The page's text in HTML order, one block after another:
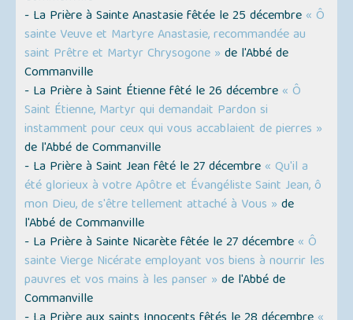
- La Prière à Sainte Anastasie fêtée le 25 décembre « Ô
sainte Veuve et Martyre Anastasie, recommandée au
saint Prêtre et Martyr Chrysogone » de l'Abbé de
Commanville
- La Prière à Saint Étienne fêté le 26 décembre « Ô
Saint Étienne, Martyr qui demandait Pardon si
instamment pour ceux qui vous accablaient de pierres »
de l'Abbé de Commanville
- La Prière à Saint Jean fêté le 27 décembre « Qu'il a
été glorieux à votre Apôtre et Évangéliste Saint Jean, ô
mon Dieu, de s'être tellement attaché à Vous » de
l'Abbé de Commanville
- La Prière à Sainte Nicarète fêtée le 27 décembre « Ô
sainte Vierge Nicérate employant vos biens à nourrir les
pauvres et vos mains à les panser » de l'Abbé de
Commanville